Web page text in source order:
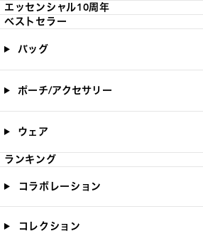
エッセンシャル10周年
ベストセラー
バッグ
ポーチ/アクセサリー
ウェア
ランキング
コラボレーション
コレクション